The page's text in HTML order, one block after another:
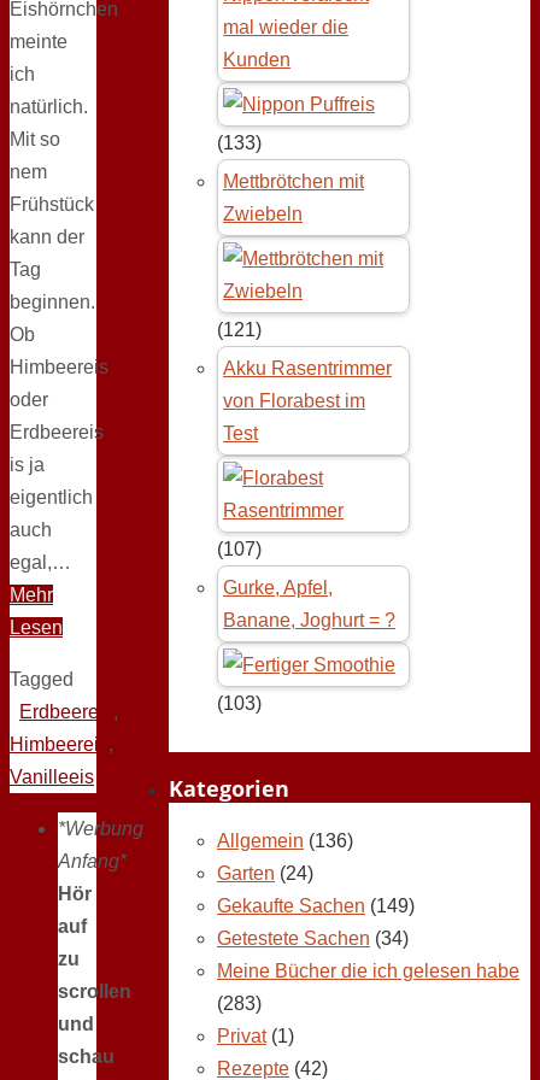
Eishörnchen
meinte
ich
natürlich.
Mit so
nem
Frühstück
kann der
Tag
beginnen.
Ob
Himbeereis
oder
Erdbeereis
is ja
eigentlich
auch
egal,…
Mehr
Lesen
Tagged
Erdbeereis ,
Himbeereis ,
Vanilleeis
*Werbung
Anfang*
Hör
auf
zu
scrollen
und
schau
mal wieder die
Kunden
(133)
Mettbrötchen mit
Zwiebeln
(121)
Akku Rasentrimmer
von Florabest im
Test
(107)
Gurke, Apfel,
Banane, Joghurt = ?
(103)
Kategorien
Allgemein (136)
Garten (24)
Gekaufte Sachen (149)
Getestete Sachen (34)
Meine Bücher die ich gelesen habe
(283)
Privat(1)
Rezepte (42)